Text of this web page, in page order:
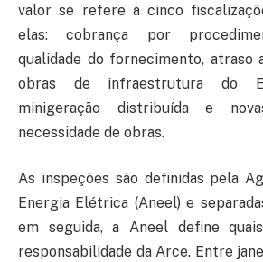
valor se refere à cinco
elas: cobrança por
qualidade do fornecimento, atraso
obras de infraestrutura do
minigeração distribuída e
necessidade de obras.
As inspeções são definidas pela
Energia Elétrica (Aneel) e
em seguida, a Aneel define
responsabilidade da Arce. Entre